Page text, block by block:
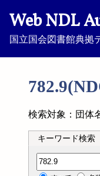
Web NDL
国立国会図書館典拠
検索対象：団体
キーワード検索
分類記号検索